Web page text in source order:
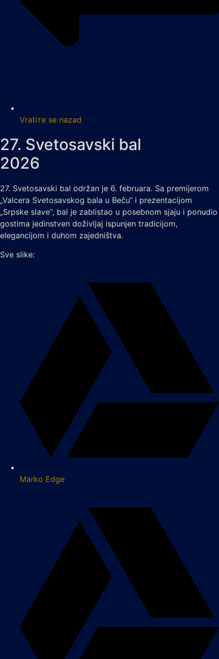
Vratiте se nazad
27. Svetosavski bal
2026
27. Svetosavski bal održan je 6. februara. Sa premijerom
„Valcera Svetosavskog bala u Beču“ i prezentacijom
„Srpske slave“, bal je zablistao u posebnom sjaju i ponudio
gostima jedinstven doživljaj ispunjen tradicijom,
elegancijom i duhom zajedništva.
Sve slike:
Marko Edge